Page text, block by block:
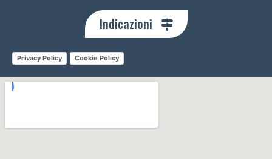
Indicazioni
Privacy Policy Cookie Policy